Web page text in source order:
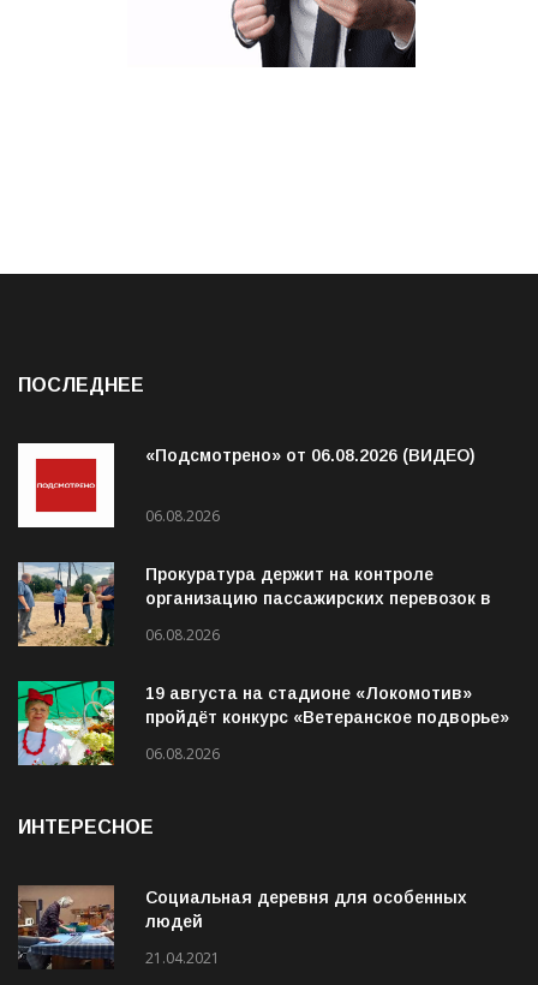
«Подсмотрено» от 06.08.2026 (ВИДЕО)
06.08.2026
Прокуратура держит на контроле
06.08.2026
19 августа на стадионе «Локомотив»
Социальная деревня для особенных